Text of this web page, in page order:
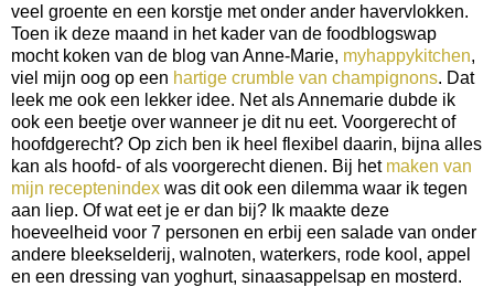
veel groente en een korstje met onder ander havervlokken.
Toen ik deze maand in het kader van de foodblogswap
mocht koken van de blog van Anne-Marie, myhappykitchen,
viel mijn oog op een hartige crumble van champignons. Dat
leek me ook een lekker idee. Net als Annemarie dubde ik
ook een beetje over wanneer je dit nu eet. Voorgerecht of
hoofdgerecht? Op zich ben ik heel flexibel daarin, bijna alles
kan als hoofd- of als voorgerecht dienen. Bij het maken van
mijn receptenindex was dit ook een dilemma waar ik tegen
aan liep. Of wat eet je er dan bij? Ik maakte deze
hoeveelheid voor 7 personen en erbij een salade van onder
andere bleekselderij, walnoten, waterkers, rode kool, appel
en een dressing van yoghurt, sinaasappelsap en mosterd.